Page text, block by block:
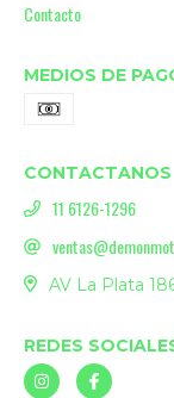
Contacto
MEDIOS DE
CONTACTANOS
11 6126-1296
AV La Plata
REDES